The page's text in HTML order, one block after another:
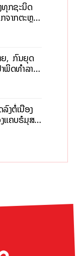
ທຸກຊະນິດ
າກຕະຫຼາດ
ສ
ຍ, ກົນຍຸດ
ພິດທຳລາຍ
ງຕໍ່ເນື່ອງ
ແຄບຮໍມຸສ